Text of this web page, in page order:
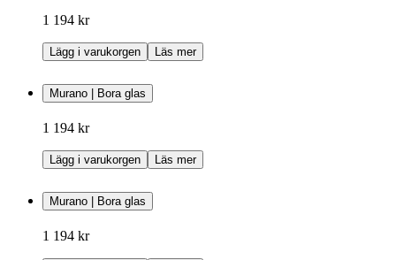
1 194 kr
Lägg i varukorgen Läs mer
Murano | Bora glas
1 194 kr
Lägg i varukorgen Läs mer
Murano | Bora glas
1 194 kr